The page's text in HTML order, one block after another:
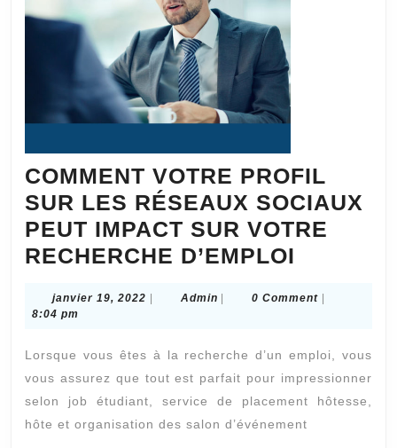
COMMENT VOTRE PROFIL
SUR LES RÉSEAUX SOCIAUX
PEUT IMPACT SUR VOTRE
RECHERCHE D’EMPLOI
PROFIL
LES
janvier 19, 2022 janvier
| AdminAdmin
| 0 Comment |
8:04 pm
Lorsque vous êtes à la recherche d’un emploi, vous
vous assurez que tout est parfait pour impressionner
selon job étudiant, service de placement hôtesse,
hôte et organisation des salon d’événement